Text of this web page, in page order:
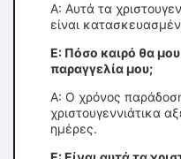
Α: Αυτά τα
είναι
Ε: Πόσο καιρό θα
παραγγελία μου;
Α: Ο χρόνος
χριστουγεννιάτικα
ημέρες.